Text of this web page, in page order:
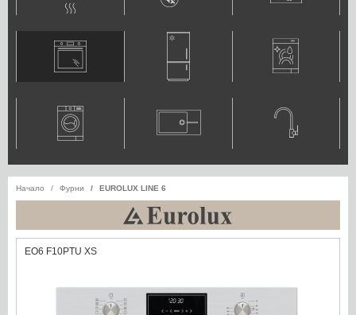
Начало Фурни EUROLUX LINE 6
EO6 F10PTU XS